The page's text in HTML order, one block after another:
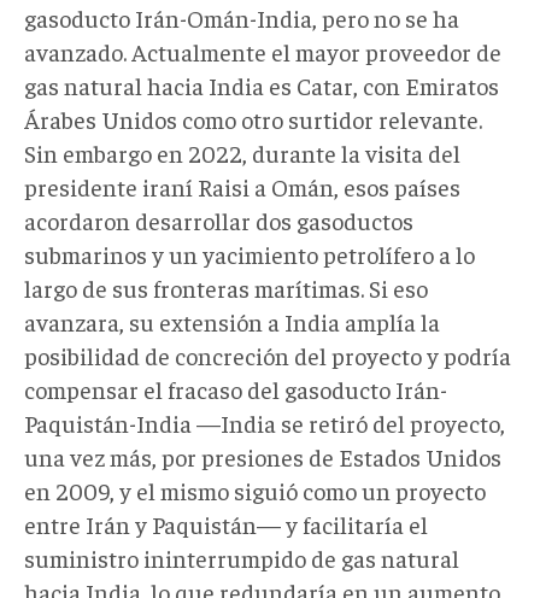
gasoducto Irán-Omán-India, pero no se ha
avanzado. Actualmente el mayor proveedor de
gas natural hacia India es Catar, con Emiratos
Árabes Unidos como otro surtidor relevante.
Sin embargo en 2022, durante la visita del
presidente iraní Raisi a Omán, esos países
acordaron desarrollar dos gasoductos
submarinos y un yacimiento petrolífero a lo
largo de sus fronteras marítimas. Si eso
avanzara, su extensión a India amplía la
posibilidad de concreción del proyecto y podría
compensar el fracaso del gasoducto Irán-
Paquistán-India —India se retiró del proyecto,
una vez más, por presiones de Estados Unidos
en 2009, y el mismo siguió como un proyecto
entre Irán y Paquistán— y facilitaría el
suministro ininterrumpido de gas natural
hacia India, lo que redundaría en un aumento